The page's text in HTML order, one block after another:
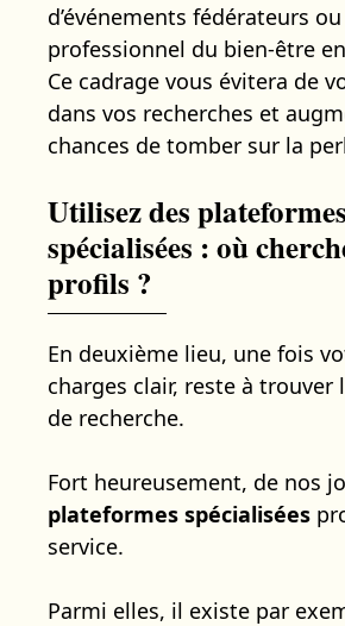
d’événements fédérateurs
professionnel du bien-être
Ce cadrage vous évitera de
dans vos recherches et
chances de tomber sur la
Utilisez des plateformes
spécialisées : où
profils ?
En deuxième lieu, une fois
charges clair, reste à trouver
de recherche.
Fort heureusement, de nos
plateformes spécialisées
service.
Parmi elles, il existe par